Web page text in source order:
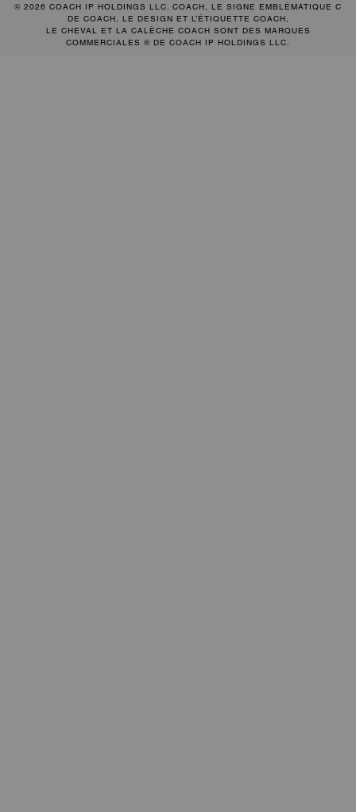
© 2026 COACH IP HOLDINGS LLC. COACH, LE SIGNE EMBLÉMATIQUE C
DE COACH, LE DESIGN ET L’ÉTIQUETTE COACH,
LE CHEVAL ET LA CALÈCHE COACH SONT DES MARQUES
COMMERCIALES ® DE COACH IP HOLDINGS LLC.